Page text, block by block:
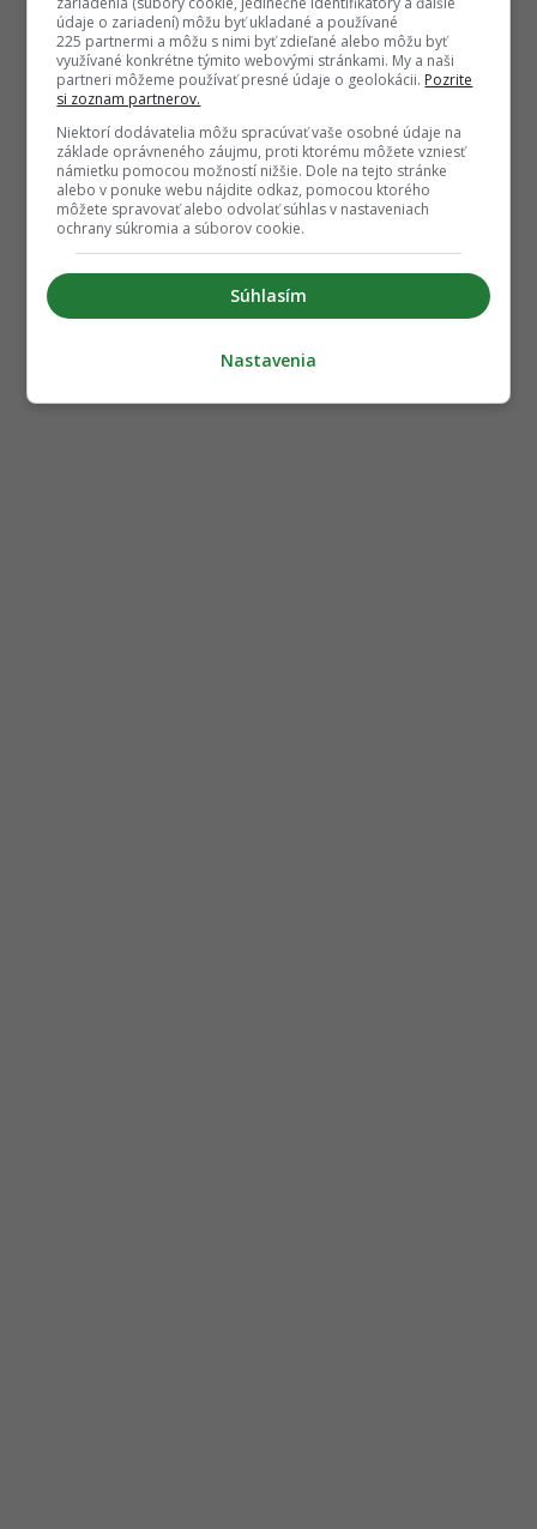
údaje o zariadení) môžu byť ukladané a používané
225 partnermi a môžu s nimi byť zdieľané alebo môžu byť
využívané konkrétne týmito webovými stránkami. My a naši
partneri môžeme používať presné údaje o geolokácii. Pozrite
si zoznam partnerov.
Niektorí dodávatelia môžu spracúvať vaše osobné údaje na
základe oprávneného záujmu, proti ktorému môžete vzniesť
námietku pomocou možností nižšie. Dole na tejto stránke
alebo v ponuke webu nájdite odkaz, pomocou ktorého
môžete spravovať alebo odvolať súhlas v nastaveniach
ochrany súkromia a súborov cookie.
Súhlasím
Nastavenia